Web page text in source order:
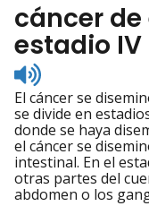
cáncer
estadio IV
Listen
to
pronunciation
El cáncer se
se divide en
donde se haya
el cáncer se
intestinal. En el
otras partes del
abdomen o los